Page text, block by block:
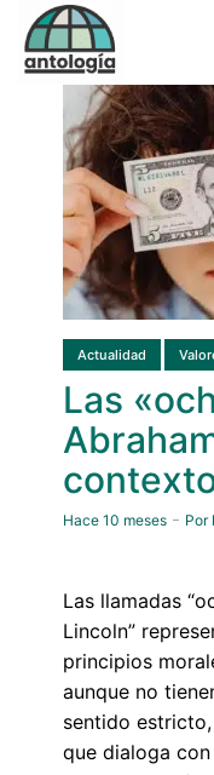
Actualidad
Las
Hace 10 meses Por
Las llamadas
Lincoln”
principios
aunque no
sentido
que dialoga